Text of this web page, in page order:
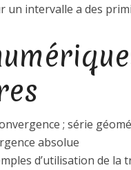
un intervalle a des
; série
absolue
d’utilisation de la